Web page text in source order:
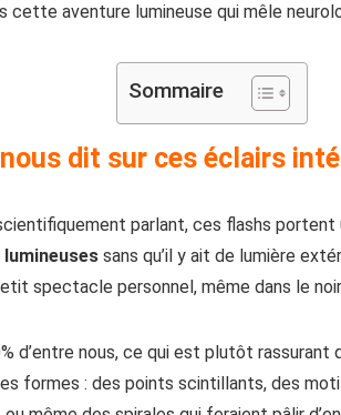
cette aventure lumineuse qui mêle
Sommaire
dit sur ces éclairs
parlant, ces flashs portent
sans qu’il y ait de lumière
spectacle personnel, même dans le
d’entre nous, ce qui est plutôt rassurant
formes : des points scintillants, des